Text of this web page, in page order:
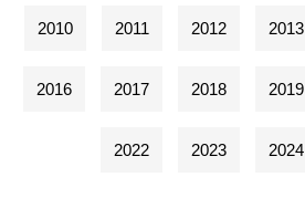
2010 2011 2012 2013
2016 2017 2018 2019
2022 2023 2024